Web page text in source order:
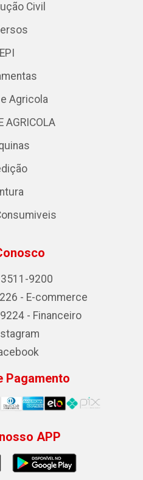
Civil
EPI
Agricola
AGRICOLA
9200
- E-commerce
- Financeiro
Pagamento
APP